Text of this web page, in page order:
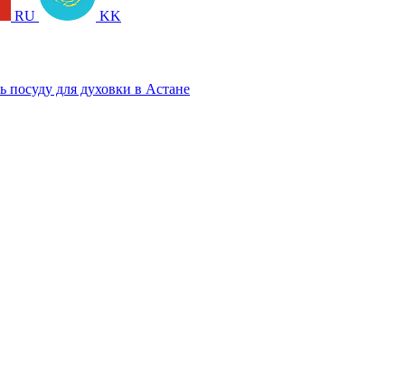
RU KK
посуду для духовки в Астане